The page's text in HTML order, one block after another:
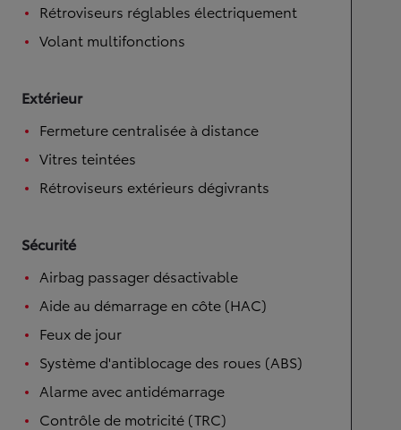
Rétroviseurs réglables électriquement
Volant multifonctions
Extérieur
Fermeture centralisée à distance
Vitres teintées
Rétroviseurs extérieurs dégivrants
Sécurité
Airbag passager désactivable
Aide au démarrage en côte (HAC)
Feux de jour
Système d'antiblocage des roues (ABS)
Alarme avec antidémarrage
Contrôle de motricité (TRC)